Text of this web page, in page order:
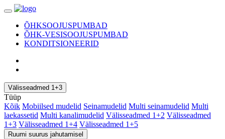
ÕHKSOOJUSPUMBAD
ÕHK-VESISOOJUSPUMBAD
KONDITSIONEERID
Välisseadmed 1+3
Tüüp
Kõik Mobiilsed mudelid Seinamudelid Multi seinamudelid Multi
laekassetid Multi kanalimudelid Välisseadmed 1+2 Välisseadmed
1+3 Välisseadmed 1+4 Välisseadmed 1+5
Ruumi suurus jahutamisel